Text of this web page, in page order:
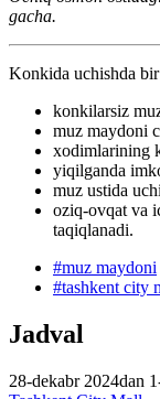
gacha.
Konkida uchishda
konkilarsiz
muz maydoni
xodimlarining
yiqilganda
muz ustida
oziq-ovqat va
taqiqlanadi.
#muz maydoni
#tashkent city
Jadval
28-dekabr 2024dan